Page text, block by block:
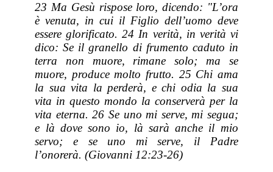
23 Ma Gesù rispose loro, dicendo: "L’ora
è venuta, in cui il Figlio dell’uomo deve
essere glorificato. 24 In verità, in verità vi
dico: Se il granello di frumento caduto in
terra non muore, rimane solo; ma se
muore, produce molto frutto. 25 Chi ama
la sua vita la perderà, e chi odia la sua
vita in questo mondo la conserverà per la
vita eterna. 26 Se uno mi serve, mi segua;
e là dove sono io, là sarà anche il mio
servo; e se uno mi serve, il Padre
l’onorerà. (Giovanni 12:23-26)